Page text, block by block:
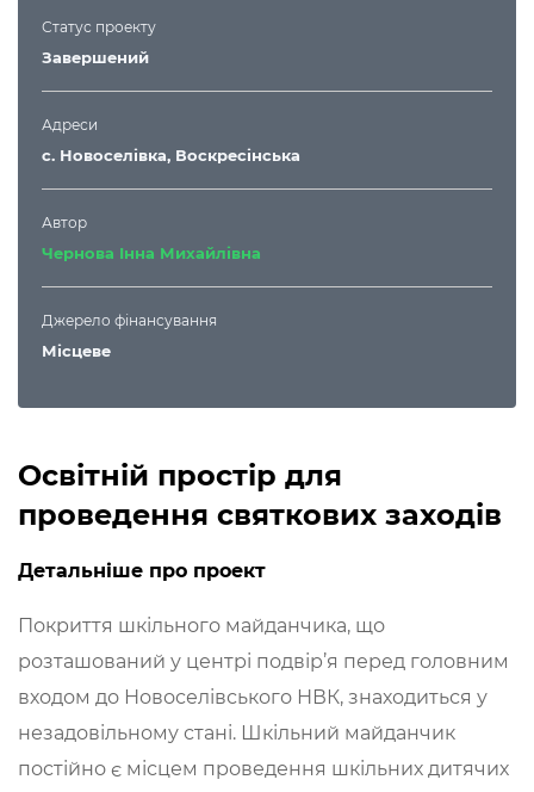
Статус проекту
Завершений
Адреси
с. Новоселівка, Воскресінська
Автор
Чернова Інна Михайлівна
Джерело фінансування
Місцеве
Освітній простір для
проведення святкових заходів
Детальніше про проект
Покриття шкільного майданчика, що
розташований у центрі подвір’я перед головним
входом до Новоселівського НВК, знаходиться у
незадовільному стані. Шкільний майданчик
постійно є місцем проведення шкільних дитячих